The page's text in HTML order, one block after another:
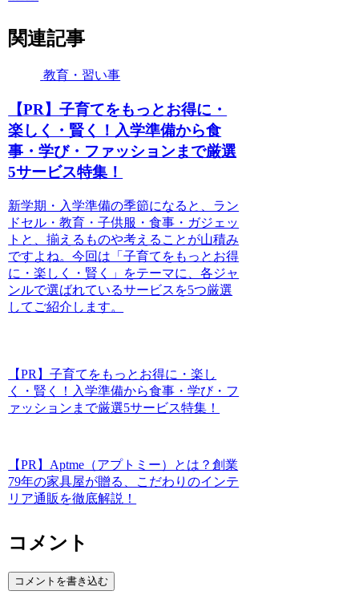
関連記事
教育・習い事
【PR】子育てをもっとお得に・
楽しく・賢く！入学準備から食
事・学び・ファッションまで厳選
5サービス特集！
新学期・入学準備の季節になると、ラン
ドセル・教育・子供服・食事・ガジェッ
トと、揃えるものや考えることが山積み
ですよね。今回は「子育てをもっとお得
に・楽しく・賢く」をテーマに、各ジャ
ンルで選ばれているサービスを5つ厳選
してご紹介します。
【PR】子育てをもっとお得に・楽し
く・賢く！入学準備から食事・学び・フ
ァッションまで厳選5サービス特集！
【PR】Aptme（アプトミー）とは？創業
79年の家具屋が贈る、こだわりのインテ
リア通販を徹底解説！
コメント
コメントを書き込む